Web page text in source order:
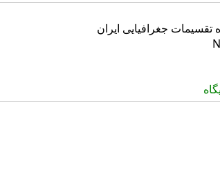
تقسیمات جغرافیایی ایران